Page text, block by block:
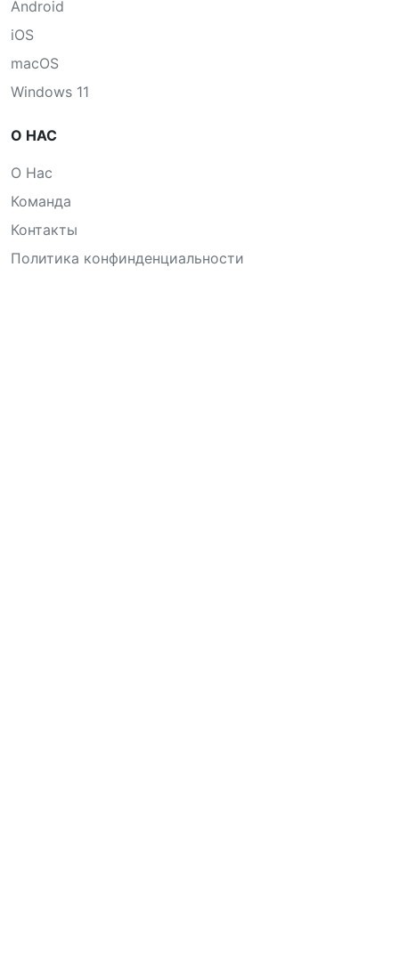
Android
iOS
macOS
Windows 11
О НАС
О Нас
Команда
Контакты
Политика конфинденциальности